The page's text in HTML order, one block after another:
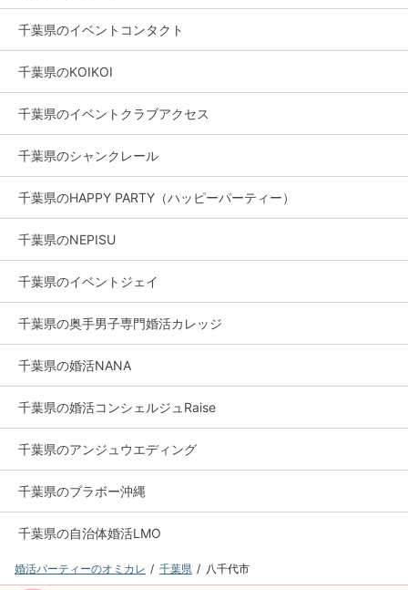
千葉県のイベントコンタクト
千葉県のKOIKOI
千葉県のイベントクラブアクセス
千葉県のシャンクレール
千葉県のHAPPY PARTY（ハッピーパーティー）
千葉県のNEPISU
千葉県のイベントジェイ
千葉県の奥手男子専門婚活カレッジ
千葉県の婚活NANA
千葉県の婚活コンシェルジュRaise
千葉県のアンジュウエディング
千葉県のブラボー沖縄
千葉県の自治体婚活LMO
婚活パーティーのオミカレ 千葉県 八千代市